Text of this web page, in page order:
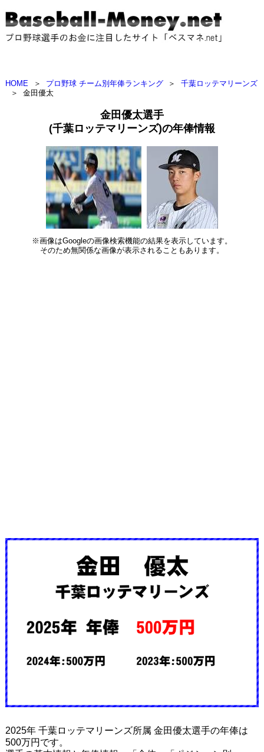
HOME ＞ プロ野球 チーム別年俸ランキング ＞
千葉ロッテマリーンズ
＞
金田優太
金田優太選手
(千葉ロッテマリーンズ)の年俸情報
※画像はGoogleの画像検索機能の結果を表示しています。
そのため無関係な画像が表示されることもあります。
2025年 千葉ロッテマリーンズ所属 金田優太選手の年俸は
500万円です。